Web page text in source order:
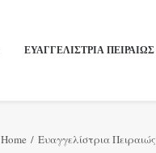
ΕΥΑΓΓΕΛΙΣΤΡΙΑ ΠΕΙΡΑΙΏΣ
Home Ευαγγελίστρια Πειραιώς